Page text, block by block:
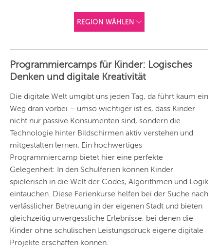
REGION WÄHLEN
Vorschlag basierend
auf deinem Standort
Hier findest du vor
Angebote und
Angebote außerhalb
unserer Städte.
BERLIN
MÜNCHEN
FRANKFURT
KÖLN
DÜSSELDORF
STUTTGART
Programmiercamps für Kinder: Logisches
Denken und digitale Kreativität
Die digitale Welt umgibt uns jeden Tag, da führt kaum ein
Weg dran vorbei – umso wichtiger ist es, dass Kinder
nicht nur passive Konsumenten sind, sondern die
Technologie hinter Bildschirmen aktiv verstehen und
mitgestalten lernen. Ein hochwertiges
Programmiercamp bietet hier eine perfekte
Gelegenheit: In den Schulferien können Kinder
spielerisch in die Welt der Codes, Algorithmen und Logik
eintauchen. Diese Ferienkurse helfen bei der Suche nach
verlässlicher Betreuung in der eigenen Stadt und bieten
gleichzeitig unvergessliche Erlebnisse, bei denen die
Kinder ohne schulischen Leistungsdruck eigene digitale
Projekte erschaffen können.